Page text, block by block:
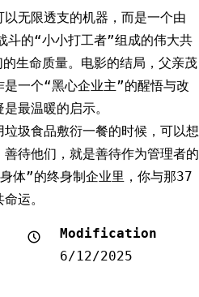
无限透支的机器，而是一个由
斗的“小小打工者”组成的伟大共
生命质量。电影的结局，父亲茂
一个“黑心企业主”的醒悟与改
最温暖的启示。
圾食品敷衍一餐的时候，可以想
待他们，就是善待作为管理者的
体”的终身制企业里，你与那37
运。
Modification
6/12/2025